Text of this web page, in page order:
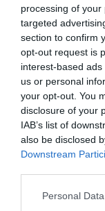
processing of
targeted
section to confirm
opt-out request is
interest-based
us or personal
your opt-out. You
disclosure of your
IAB’s list of
also be disclosed
Downstream
Please note that
Personal